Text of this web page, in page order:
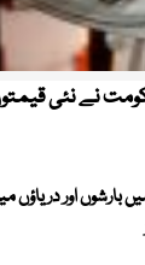
نے نئی
میں بارشوں اور